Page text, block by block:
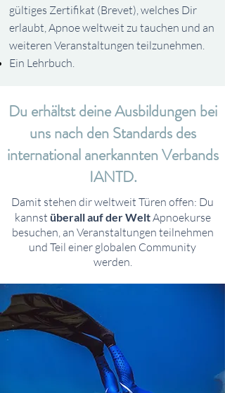
gültiges Zertifikat (Brevet), welches Dir
erlaubt, Apnoe weltweit zu tauchen und an
weiteren Veranstaltungen teilzunehmen.
Ein Lehrbuch.
Du erhältst deine Ausbildungen bei
uns nach den Standards des
international anerkannten Verbands
IANTD.
Damit stehen dir weltweit Türen offen: Du
kannst überall auf der WeltApnoekurse
besuchen, an Veranstaltungen teilnehmen
und Teil einer globalen Community
werden.